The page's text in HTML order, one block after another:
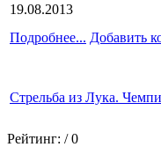
19.08.2013
Подробнее... Добавить
Стрельба из Лука.
Рейтинг: / 0